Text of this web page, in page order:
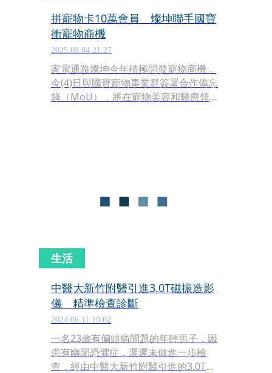
拼寵物卡10萬會員 燦坤聯手國寶
衝寵物商機
2025.08.04 21:27
家電通路燦坤今年積極開發寵物商機，
今(4)日與國寶寵物事業群簽署合作備忘
錄（MoU），將在寵物美容和醫療領域
生活
中醫大新竹附醫引進3.0T磁振造影
儀 精準檢查診斷
2024.06.11 10:02
一名23歲有偏頭痛問題的年輕男子，因
患有幽閉恐懼症，遲遲未做進一步檢
查，經由中醫大新竹附醫引進的3.0T磁